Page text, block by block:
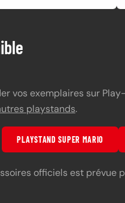
vos exemplaires sur
playstands.
PLAYSTAND SUPER MARIO
officiels est prévue